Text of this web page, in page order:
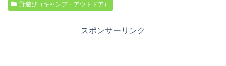
野遊び（キャンプ・アウトドア）
スポンサーリンク